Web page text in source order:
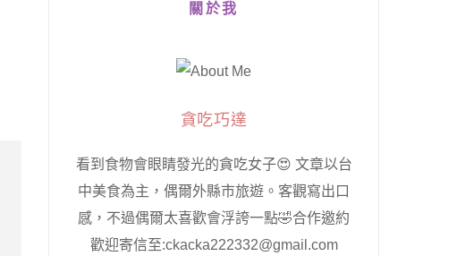
關於我
貪吃巧達
看到食物會眼睛發光的貪吃女子😍 文章以台
中美食為主，偶爾外縣市旅遊。客觀寫出口
感，不過偶爾太喜歡會浮誇一點🤣合作邀約
歡迎寄信至:ckacka222332@gmail.com